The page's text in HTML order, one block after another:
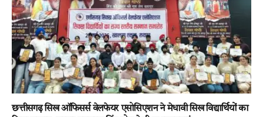
छत्तीसगढ़ सिख ऑफिसर्स वेलफेयर एसोसिएशन ने मेधावी सिख विद्यार्थियों का